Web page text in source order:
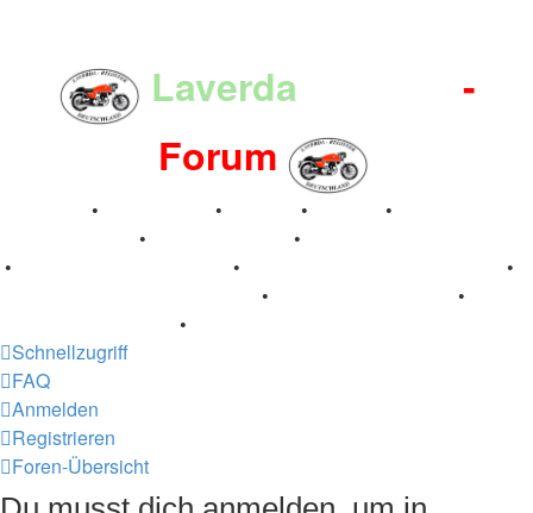
Laverda
-
Forum
• • •
•
• •
•
•
•
•
•
•
Schnellzugriff
FAQ
Anmelden
Registrieren
Foren-Übersicht